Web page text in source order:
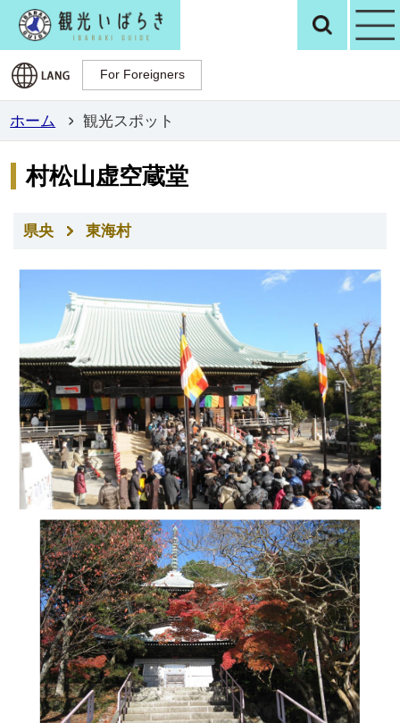
観光いばらき検
For Foreigners
For Foreigners
ホーム 観光スポット
村松山虚空蔵堂
県央 東海村